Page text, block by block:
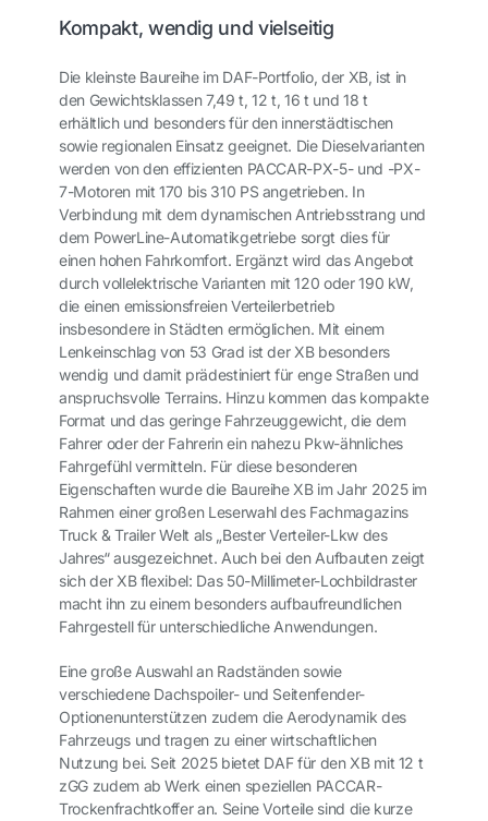
Kompakt, wendig und vielseitig
Die kleinste Baureihe im DAF-Portfolio, der XB, ist in
den Gewichtsklassen 7,49 t, 12 t, 16 t und 18 t
erhältlich und besonders für den innerstädtischen
sowie regionalen Einsatz geeignet. Die Dieselvarianten
werden von den effizienten PACCAR-PX-5- und -PX-
7-Motoren mit 170 bis 310 PS angetrieben. In
Verbindung mit dem dynamischen Antriebsstrang und
dem PowerLine-Automatikgetriebe sorgt dies für
einen hohen Fahrkomfort. Ergänzt wird das Angebot
durch vollelektrische Varianten mit 120 oder 190 kW,
die einen emissionsfreien Verteilerbetrieb
insbesondere in Städten ermöglichen. Mit einem
Lenkeinschlag von 53 Grad ist der XB besonders
wendig und damit prädestiniert für enge Straßen und
anspruchsvolle Terrains. Hinzu kommen das kompakte
Format und das geringe Fahrzeuggewicht, die dem
Fahrer oder der Fahrerin ein nahezu Pkw-ähnliches
Fahrgefühl vermitteln. Für diese besonderen
Eigenschaften wurde die Baureihe XB im Jahr 2025 im
Rahmen einer großen Leserwahl des Fachmagazins
Truck & Trailer Welt als „Bester Verteiler-Lkw des
Jahres“ ausgezeichnet. Auch bei den Aufbauten zeigt
sich der XB flexibel: Das 50-Millimeter-Lochbildraster
macht ihn zu einem besonders aufbaufreundlichen
Fahrgestell für unterschiedliche Anwendungen.
Eine große Auswahl an Radständen sowie
verschiedene Dachspoiler- und Seitenfender-
Optionenunterstützen zudem die Aerodynamik des
Fahrzeugs und tragen zu einer wirtschaftlichen
Nutzung bei. Seit 2025 bietet DAF für den XB mit 12 t
zGG zudem ab Werk einen speziellen PACCAR-
Trockenfrachtkoffer an. Seine Vorteile sind die kurze